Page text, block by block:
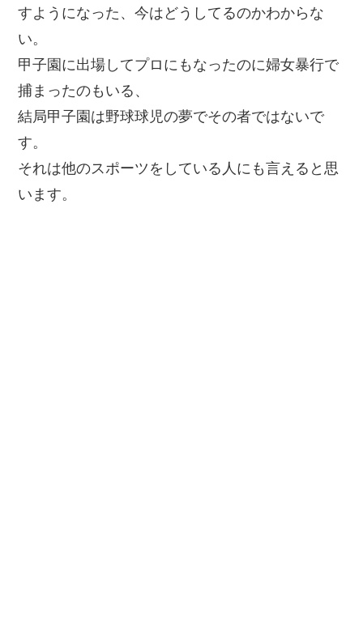
すようになった、今はどうしてるのかわからな
い。
甲子園に出場してプロにもなったのに婦女暴行で
捕まったのもいる、
結局甲子園は野球球児の夢でその者ではないで
す。
それは他のスポーツをしている人にも言えると思
います。